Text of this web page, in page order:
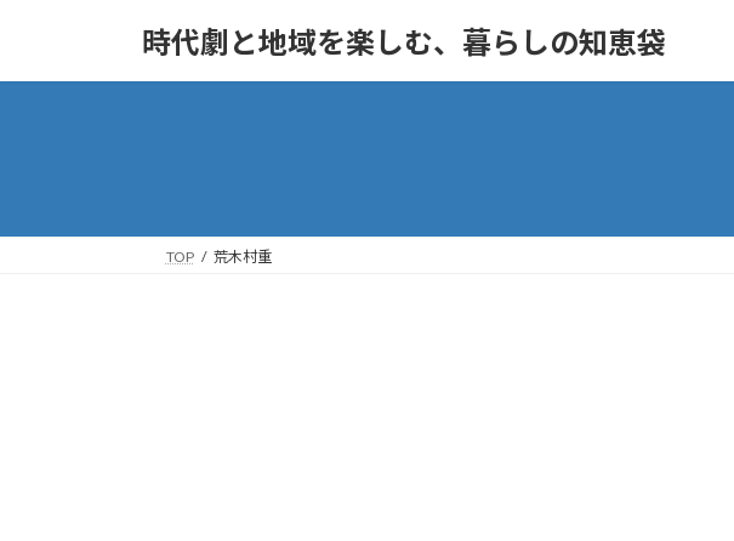
時代劇と地域を楽しむ、暮らしの知恵袋
TOP 荒木村重